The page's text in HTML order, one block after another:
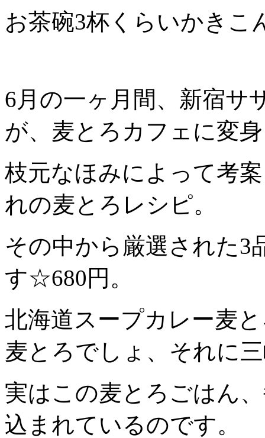
お茶碗3杯くらいかきこ
6月の一ヶ月間、新宿サ
が、麦とろカフェに変
枝元なほみによって考
れの麦とろレシピ。
その中から厳選された3
す☆680円。
北海道スープカレー麦
麦とろでしょ、それに
実はこの麦とろごはん
込まれているのです。